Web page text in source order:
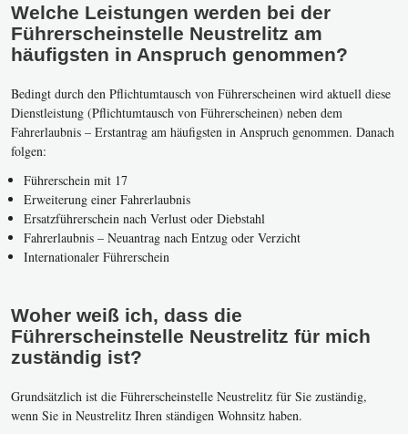
Welche Leistungen werden bei der
Führerscheinstelle Neustrelitz am
häufigsten in Anspruch genommen?
Bedingt durch den Pflichtumtausch von Führerscheinen wird aktuell diese
Dienstleistung (Pflichtumtausch von Führerscheinen) neben dem
Fahrerlaubnis – Erstantrag am häufigsten in Anspruch genommen. Danach
folgen:
Führerschein mit 17
Erweiterung einer Fahrerlaubnis
Ersatzführerschein nach Verlust oder Diebstahl
Fahrerlaubnis – Neuantrag nach Entzug oder Verzicht
Internationaler Führerschein
Woher weiß ich, dass die
Führerscheinstelle Neustrelitz für mich
zuständig ist?
Grundsätzlich ist die Führerscheinstelle Neustrelitz für Sie zuständig,
wenn Sie in Neustrelitz Ihren ständigen Wohnsitz haben.